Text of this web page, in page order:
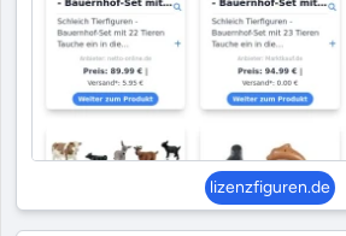
lizenzfiguren.de